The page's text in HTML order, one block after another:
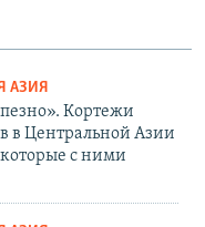
АЗИЯ
Кортежи
в Центральной Азии
с ними